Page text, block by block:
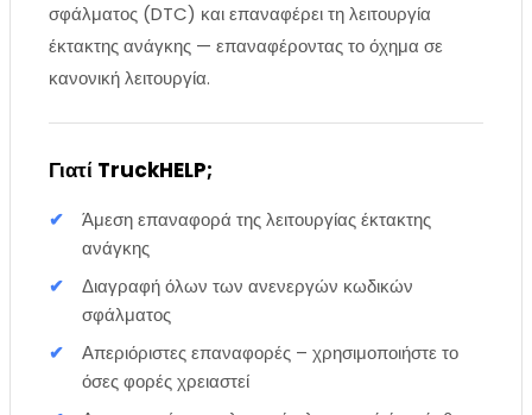
σφάλματος (DTC) και επαναφέρει τη λειτουργία
έκτακτης ανάγκης — επαναφέροντας το όχημα σε
κανονική λειτουργία.
Γιατί TruckHELP;
Άμεση επαναφορά της λειτουργίας έκτακτης
ανάγκης
Διαγραφή όλων των ανενεργών κωδικών
σφάλματος
Απεριόριστες επαναφορές – χρησιμοποιήστε το
όσες φορές χρειαστεί